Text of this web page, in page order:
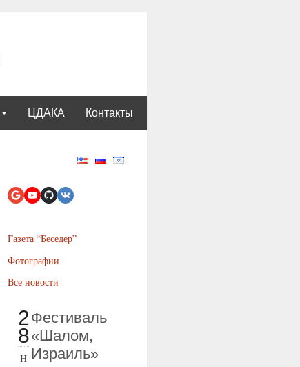
ЦДАКА Контакты
Газета “Беседер”
Фотографии
Все новости
2
8
Н
Фестиваль
«Шалом,
Израиль»